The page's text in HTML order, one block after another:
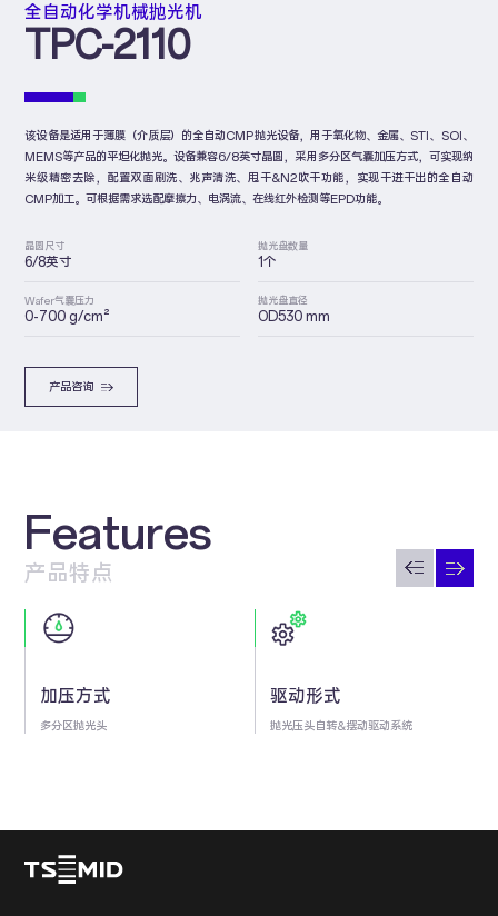
全自动化学机械抛光机
TPC-2110
该设备是适用于薄膜（介质层）的全自动CMP抛光设备，用于氧化物、金属、STI、SOI、
MEMS等产品的平坦化抛光。设备兼容6/8英寸晶圆，采用多分区气囊加压方式，可实现纳
米级精密去除，配置双面刷洗、兆声清洗、甩干&N2吹干功能，实现干进干出的全自动
CMP加工。可根据需求选配摩擦力、电涡流、在线红外检测等EPD功能。
晶圆尺寸
6/8英寸
抛光盘数量
1个
Wafer气囊压力
0-700 g/cm²
抛光盘直径
OD530 mm
产品咨询
Features
产品特点
加压方式
多分区抛光头
驱动形式
抛光压头自转&摆动驱动系统